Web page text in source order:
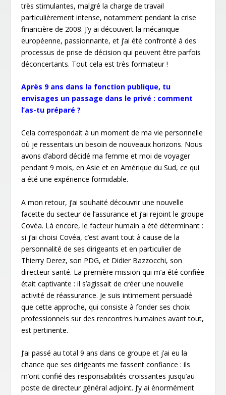
très stimulantes, malgré la charge de travail
particulièrement intense, notamment pendant la crise
financière de 2008. J’y ai découvert la mécanique
européenne, passionnante, et j’ai été confronté à des
processus de prise de décision qui peuvent être parfois
déconcertants. Tout cela est très formateur !
Après 9 ans dans la fonction publique, tu
envisages un passage dans le privé : comment
l’as-tu préparé ?
Cela correspondait à un moment de ma vie personnelle
où je ressentais un besoin de nouveaux horizons. Nous
avons d’abord décidé ma femme et moi de voyager
pendant 9 mois, en Asie et en Amérique du Sud, ce qui
a été une expérience formidable.
A mon retour, j’ai souhaité découvrir une nouvelle
facette du secteur de l’assurance et j’ai rejoint le groupe
Covéa. Là encore, le facteur humain a été déterminant :
si j’ai choisi Covéa, c’est avant tout à cause de la
personnalité de ses dirigeants et en particulier de
Thierry Derez, son PDG, et Didier Bazzocchi, son
directeur santé. La première mission qui m’a été confiée
était captivante : il s’agissait de créer une nouvelle
activité de réassurance. Je suis intimement persuadé
que cette approche, qui consiste à fonder ses choix
professionnels sur des rencontres humaines avant tout,
est pertinente.
J’ai passé au total 9 ans dans ce groupe et j’ai eu la
chance que ses dirigeants me fassent confiance : ils
m’ont confié des responsabilités croissantes jusqu’au
poste de directeur général adjoint. J’y ai énormément